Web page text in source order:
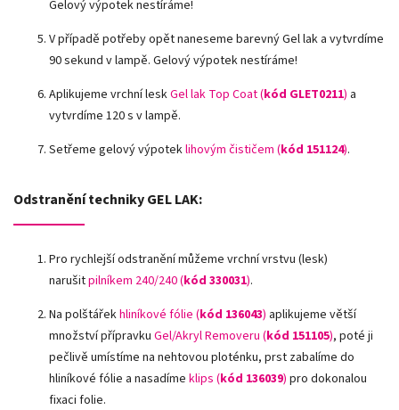
Gelový výpotek nestíráme!
V případě potřeby opět naneseme barevný Gel lak a vytvrdíme
90 sekund v lampě. Gelový výpotek nestíráme!
Aplikujeme vrchní leskGel lak Top Coat (kód GLET0211) a
vytvrdíme 120 s v lampě.
Setřeme gelový výpoteklihovým čističem (kód 151124).
Odstranění techniky GEL LAK:
Pro rychlejší odstranění můžeme vrchní vrstvu (lesk)
narušitpilníkem 240/240 (kód 330031).
Na polštářekhliníkové fólie (kód 136043) aplikujeme větší
množství přípravku Gel/Akryl Removeru (kód 151105), poté ji
pečlivě umístíme na nehtovou ploténku, prst zabalíme do
hliníkové fólie a nasadíme klips (kód 136039) pro dokonalou
fixaci folie.